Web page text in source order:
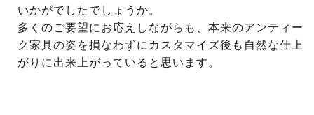
いかがでしたでしょうか。
多くのご要望にお応えしながらも、本来のアンティー
ク家具の姿を損なわずにカスタマイズ後も自然な仕上
がりに出来上がっていると思います。